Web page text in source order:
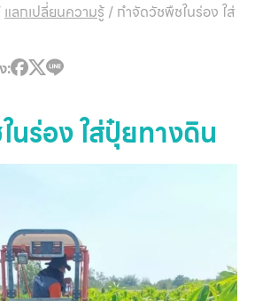
แลกเปลี่ยนความรู้ / กำจัดวัชพืชในร่อง ใส่
:
นร่อง ใส่ปุ๋ยทางดิน